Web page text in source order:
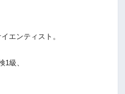
エンティスト。
1級、